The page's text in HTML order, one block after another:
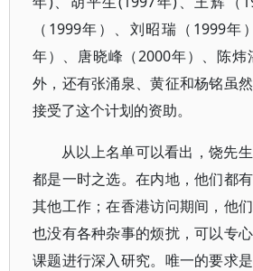
（1999年）、刘昭瑞（1999年
年）、唐晓峰（2000年）、陈炜
外，还有张涌泉、黄征和杨铭虽
接受了这个计划的资助。
从以上名单可以看出，饶先
都是一时之选。在内地，他们都
其他工作；在香港访问期间，他
也没有各种杂事的烦扰，可以专
课题进行深入研究。唯一的要求